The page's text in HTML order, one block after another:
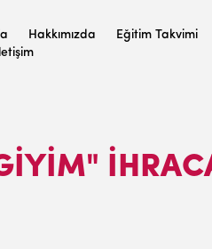
Hakkımızda Eğitim Takvimi